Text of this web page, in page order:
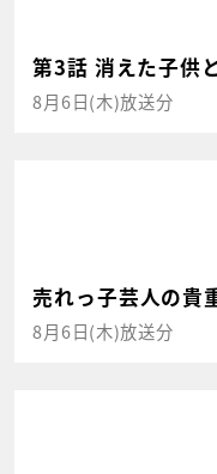
第3話 消えた子供
8月6日(木)放送分
売れっ子芸人の貴
8月6日(木)放送分